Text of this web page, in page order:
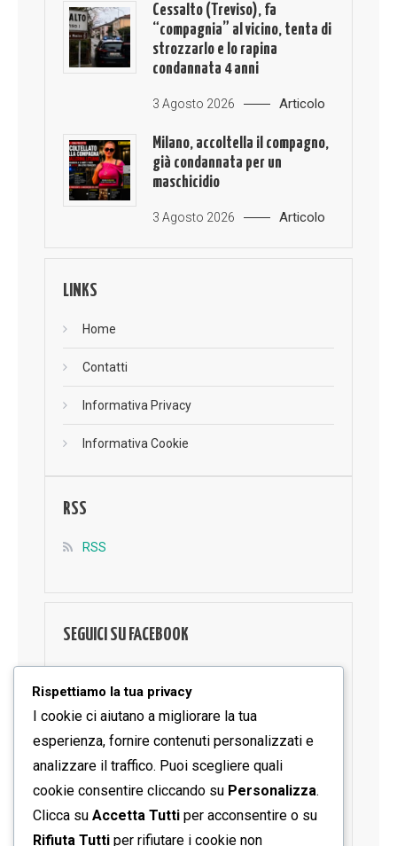
Cessalto (Treviso), fa
“compagnia” al vicino, tenta di
strozzarlo e lo rapina
condannata 4 anni
3 Agosto 2026 Articolo
Milano, accoltella il compagno,
già condannata per un
maschicidio
3 Agosto 2026 Articolo
LINKS
Home
Contatti
Informativa Privacy
Informativa Cookie
RSS
RSS
SEGUICI SU FACEBOOK
Rispettiamo la tua privacy
I cookie ci aiutano a migliorare la tua
esperienza, fornire contenuti personalizzati e
analizzare il traffico. Puoi scegliere quali
cookie consentire cliccando su Personalizza.
Clicca su Accetta Tutti per acconsentire o su
Rifiuta Tutti per rifiutare i cookie non